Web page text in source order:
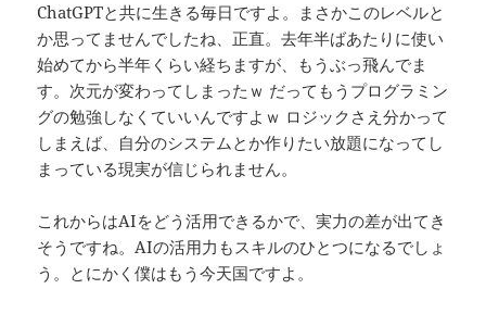
ChatGPTと共に生きる毎日ですよ。まさかこのレベルと
か思ってませんでしたね、正直。去年半ばあたりに使い
始めてから半年くらい経ちますが、もうぶっ飛んでま
す。次元が変わってしまったｗ だってもうプログラミン
グの勉強しなくていいんですよｗ ロジックさえ分かって
しまえば、自分のシステムとか作りたい放題になってし
まっている現実が信じられません。
これからはAIをどう活用できるかで、実力の差が出てき
そうですね。AIの活用力もスキルのひとつになるでしょ
う。とにかく僕はもう今天国ですよ。